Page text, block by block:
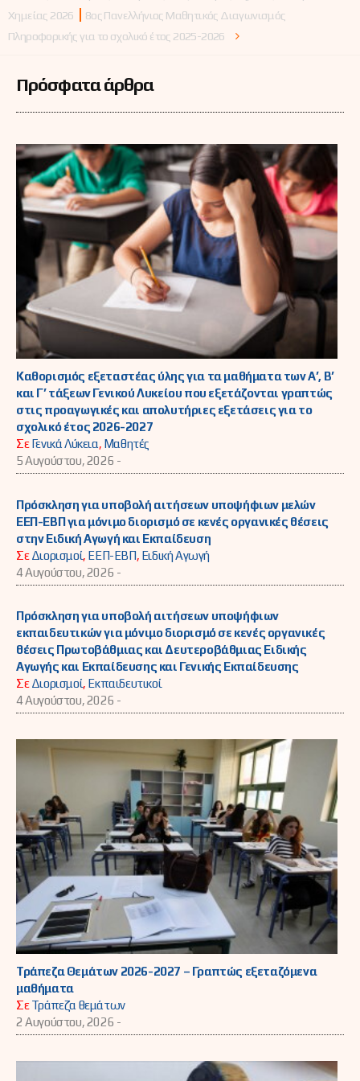
Χημείας 2026
8oς Πανελλήνιος Μαθητικός Διαγωνισμός
Πληροφορικής για το σχολικό έτος 2025-2026
Πρόσφατα άρθρα
Καθορισμός εξεταστέας ύλης για τα μαθήματα των Α’, Β’
και Γ’ τάξεων Γενικού Λυκείου που εξετάζονται γραπτώς
στις προαγωγικές και απολυτήριες εξετάσεις για το
σχολικό έτος 2026-2027
ΣεΓενικά Λύκεια, Μαθητές
5 Αυγούστου, 2026 -
Πρόσκληση για υποβολή αιτήσεων υποψήφιων μελών
ΕΕΠ-ΕΒΠ για μόνιμο διορισμό σε κενές οργανικές θέσεις
στην Ειδική Αγωγή και Εκπαίδευση
ΣεΔιορισμοί, ΕΕΠ-ΕΒΠ, Ειδική Αγωγή
4 Αυγούστου, 2026 -
Πρόσκληση για υποβολή αιτήσεων υποψήφιων
εκπαιδευτικών για μόνιμο διορισμό σε κενές οργανικές
θέσεις Πρωτοβάθμιας και Δευτεροβάθμιας Ειδικής
Αγωγής και Εκπαίδευσης και Γενικής Εκπαίδευσης
ΣεΔιορισμοί, Εκπαιδευτικοί
4 Αυγούστου, 2026 -
Τράπεζα Θεμάτων 2026-2027 – Γραπτώς εξεταζόμενα
μαθήματα
ΣεΤράπεζα θεμάτων
2 Αυγούστου, 2026 -